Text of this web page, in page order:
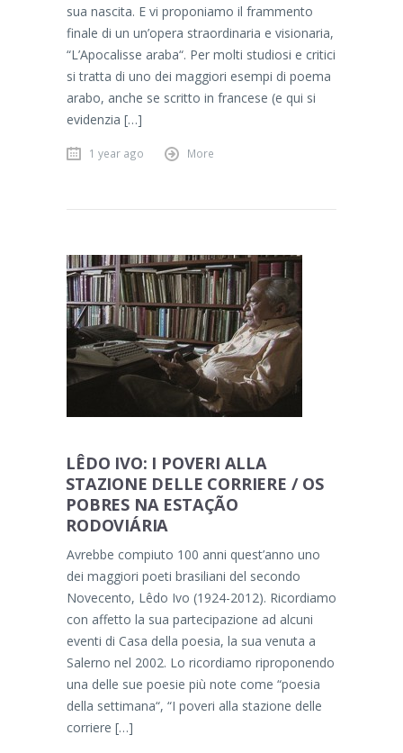
sua nascita. E vi proponiamo il frammento
finale di un un’opera straordinaria e visionaria,
“L’Apocalisse araba“. Per molti studiosi e critici
si tratta di uno dei maggiori esempi di poema
arabo, anche se scritto in francese (e qui si
evidenzia […]
1 year ago More
LÊDO IVO: I POVERI ALLA
STAZIONE DELLE CORRIERE / OS
POBRES NA ESTAÇÃO
RODOVIÁRIA
Avrebbe compiuto 100 anni quest’anno uno
dei maggiori poeti brasiliani del secondo
Novecento, Lêdo Ivo (1924-2012). Ricordiamo
con affetto la sua partecipazione ad alcuni
eventi di Casa della poesia, la sua venuta a
Salerno nel 2002. Lo ricordiamo riproponendo
una delle sue poesie più note come “poesia
della settimana“, “I poveri alla stazione delle
corriere […]